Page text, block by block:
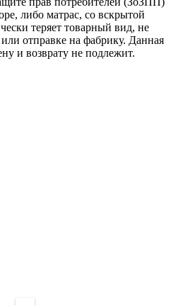
либо матрас, со вскрытой
теряет товарный вид, не
отправке на фабрику. Данная
и возврату не подлежит.